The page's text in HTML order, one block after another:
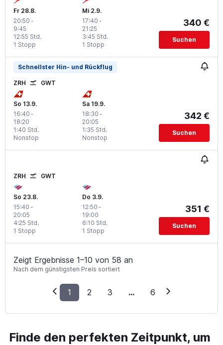
Fr 28.8.
20:50 -
9:45
1 Stopp
12:55 Std.
Mi 2.9.
17:40 -
21:25
1 Stopp
3:45 Std.
340 €
Suchen
Schnellster Hin- und Rückflug
ZRH GWT
So 13.9.
16:40 -
18:20
Nonstop
1:40 Std.
Sa 19.9.
18:30 -
20:05
Nonstop
1:35 Std.
342 €
Suchen
ZRH GWT
So 23.8.
15:40 -
20:05
1 Stopp
4:25 Std.
Do 3.9.
12:50 -
19:00
1 Stopp
6:10 Std.
351 €
Suchen
Zeigt Ergebnisse 1–10 von 58 an
Nach dem günstigsten Preis sortiert
1 2 3 ... 6
Finde den perfekten Zeitpunkt, um